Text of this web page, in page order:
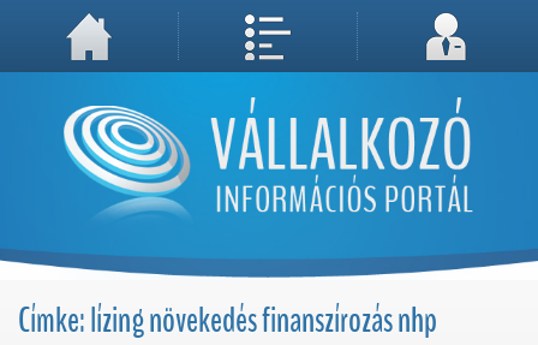
A weboldal használatával Ön elfogadja, hogy Cookie-kat (sütiket) tároljunk számítógépén. A sütik a weboldal megfelelő működéséhez
Megértettem, folytatás...
Címke: lízing növekedés finanszírozás nhp